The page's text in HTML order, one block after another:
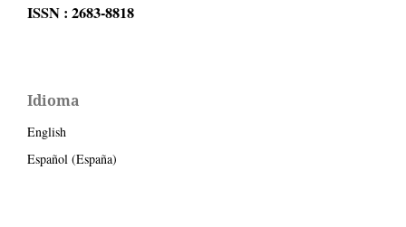
ISSN : 2683-8818
Idioma
English
Español (España)